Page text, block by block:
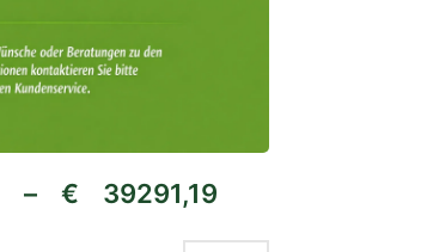
– € 39291,19